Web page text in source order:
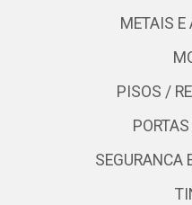
METAIS E
PISOS /
SEGURANCA